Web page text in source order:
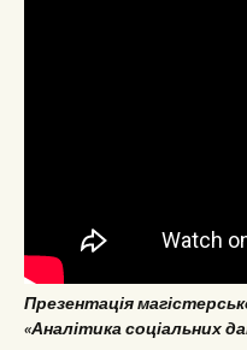
Презентація
«Аналітика соціальних